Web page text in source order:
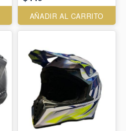
AÑADIR AL CARRITO